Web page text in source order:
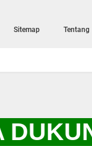
Sitemap Tentang